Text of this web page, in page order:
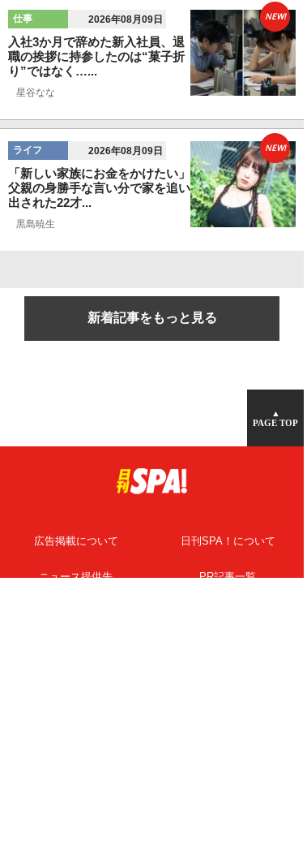
仕事 2026年08月09日
入社3か月で辞めた新入社員、退
職の挨拶に持参したのは“菓子折
り”ではなく…...
星谷なな
NEW!
ライフ 2026年08月09日
「新しい家族にお金をかけたい」
父親の身勝手な言い分で家を追い
出された22才...
黒島暁生
NEW!
新着記事をもっと見る
▲
PAGE TOP
広告掲載について 日刊SPA！について
ニュース提供先 PR記事一覧